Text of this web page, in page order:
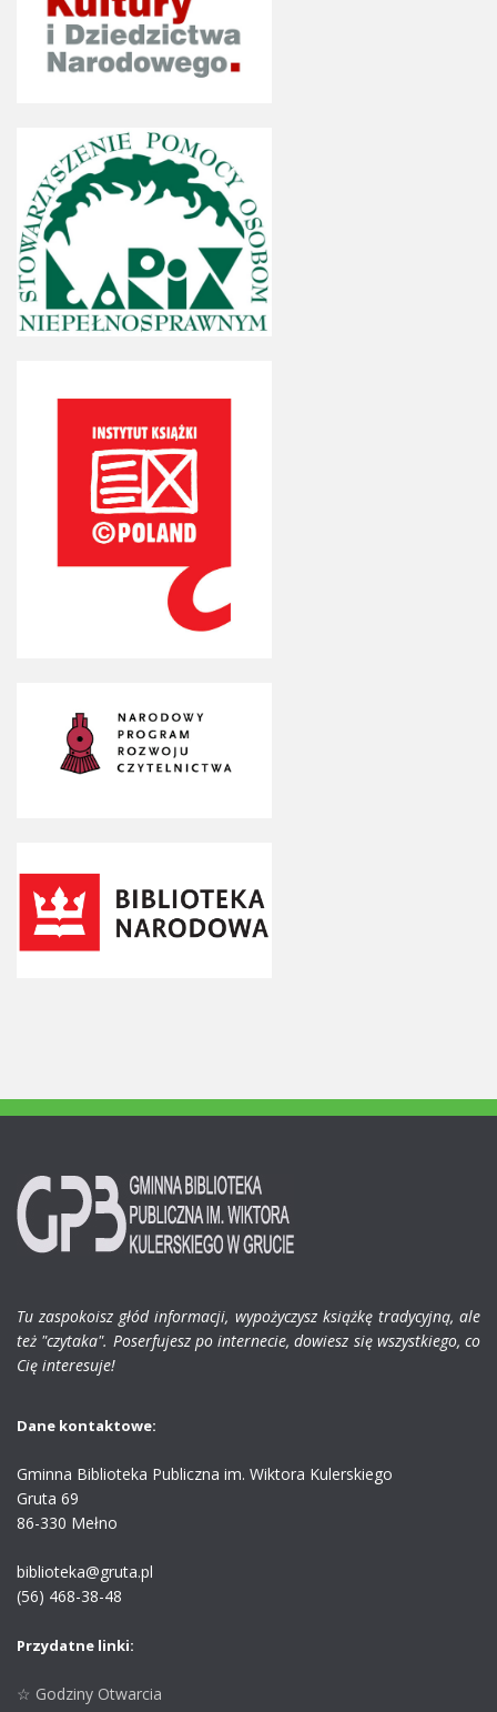
Tu zaspokoisz głód informacji, wypożyczysz książkę tradycyjną, ale
też "czytaka". Poserfujesz po internecie, dowiesz się wszystkiego, co
Cię interesuje!
Dane kontaktowe:
Gminna Biblioteka Publiczna im. Wiktora Kulerskiego
Gruta 69
86-330 Mełno
biblioteka@gruta.pl
(56) 468-38-48
Przydatne linki:
☆ Godziny Otwarcia